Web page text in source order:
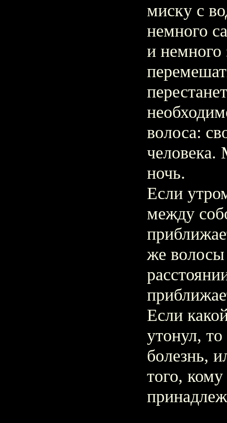
миску с
немного
и
волоса:
человека.
ночь.
Если
между
же волосы
Если
утонул, то
болезнь,
того,